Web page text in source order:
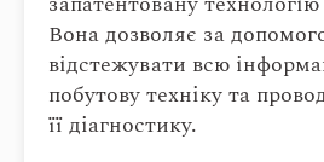
Вона дозволяє за
відстежувати всю
побутову техніку та
її діагностику.